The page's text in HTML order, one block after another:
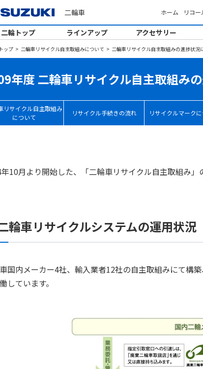
二輪車 ホーム リコ
二輪トップ ラインアップ アクセサリー
ップ 二輪車リサイクル自主取組みについて 二輪車リサイクル自主取組みの進捗状況
年度 二輪車リサイクル自主取組み
リサイクル自主取組み
について
リサイクル手続きの流れ リサイクルマーク
10月より開始した、「二輪車リサイクル自主取組み
輪車リサイクルシステムの運用状況
国内メーカー4社、輸入業者12社の自主取組みにて構
しています。